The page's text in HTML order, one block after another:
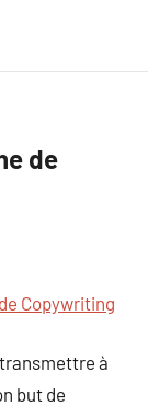
de
Copywriting
à
but de